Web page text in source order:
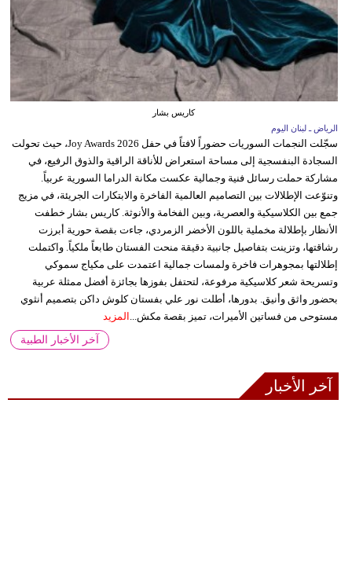
كاريس بشار
الرياض ـ لبنان اليوم
سجّلت النجمات السوريات حضوراً لافتاً في حفل Joy Awards 2026، حيث تحولت
السجادة البنفسجية إلى مساحة استعراض للأناقة الراقية والذوق الرفيع، في
مشاركة حملت رسائل فنية وجمالية عكست مكانة الدراما السورية عربياً.
وتنوّعت الإطلالات بين التصاميم العالمية الفاخرة والابتكارات الجريئة، في مزيج
جمع بين الكلاسيكية والعصرية، وبين الفخامة والأنوثة. كاريس بشار خطفت
الأنظار بإطلالة مخملية باللون الأخضر الزمردي، جاءت بقصة حورية أبرزت
رشاقتها، وتزينت بتفاصيل جانبية دقيقة منحت الفستان طابعاً ملكياً. واكتملت
إطلالتها بمجوهرات فاخرة ولمسات جمالية اعتمدت على مكياج سموكي
وتسريحة شعر كلاسيكية مرفوعة، لتحتفل بفوزها بجائزة أفضل ممثلة عربية
بحضور واثق وأنيق. بدورها، أطلت نور علي بفستان كلوش داكن بتصميم أنثوي
مستوحى من فساتين الأميرات، تميز بقصة مكش...
المزيد
آخر الأخبار الطبية
آخر الأخبار